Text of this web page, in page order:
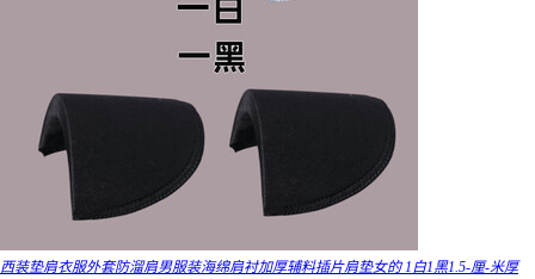
西装垫肩衣服外套防溜肩男服装海绵肩衬加厚辅料插片肩垫女的 1白1黑1.5-厘-米厚